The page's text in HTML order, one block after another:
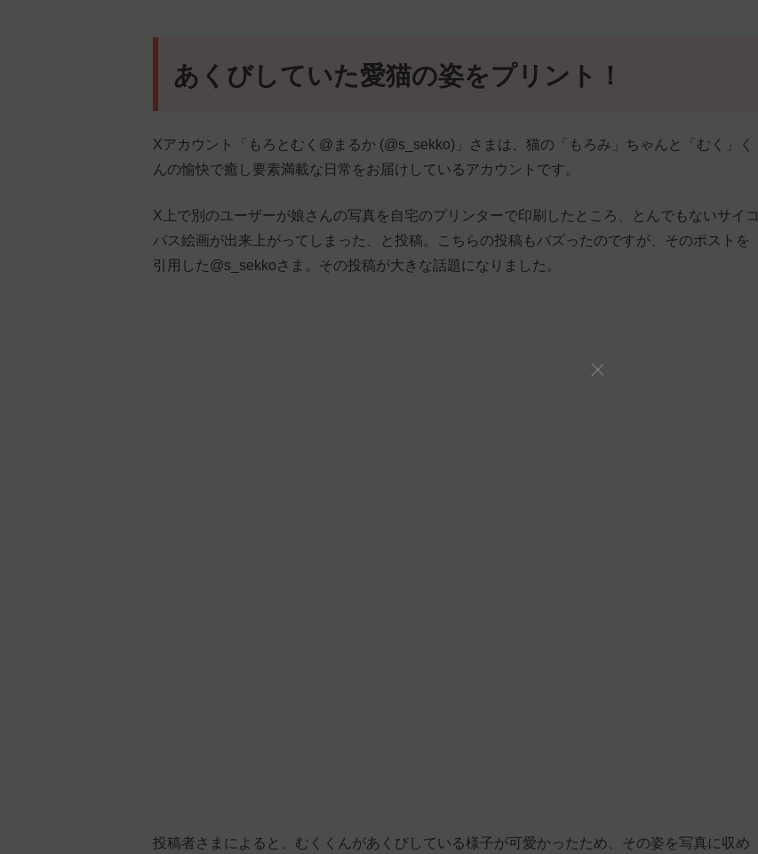
あくびしていた愛猫の姿をプリント！
Xアカウント「もろとむく@まるか (@s_sekko)」さまは、猫の「もろみ」ちゃんと「むく」く
んの愉快で癒し要素満載な日常をお届けしているアカウントです。
X上で別のユーザーが娘さんの写真を自宅のプリンターで印刷したところ、とんでもないサイコ
パス絵画が出来上がってしまった、と投稿。こちらの投稿もバズったのですが、そのポストを
引用した@s_sekkoさま。その投稿が大きな話題になりました。
投稿者さまによると、むくくんがあくびしている様子が可愛かったため、その姿を写真に収め